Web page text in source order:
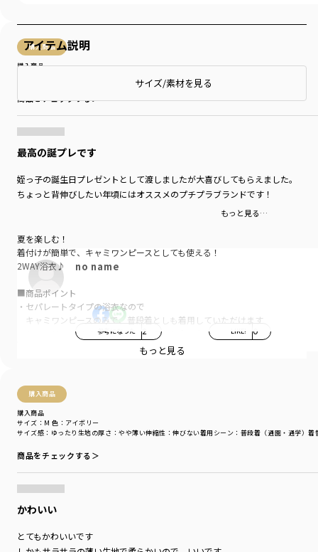
購入商品
購入商品
商品をチェックする＞
最高の誕プレです
姪っ子の誕生日プレゼントとして渡しましたが大喜びしてもらえました。
ちょっと背伸びしたい年頃にはオススメのプチプラブランドです！
もっと見る…
no name
参考になった 2 LIKE! 0
購入商品
購入商品
サイズ感 ：ゆったり 生地の厚さ ：やや薄い伸縮性 ：伸びない着用シーン ：普段着（通園・通学）着
サイズ：M 色：アイボリー
商品をチェックする＞
かわいい
とてもかわいいです
アイテム説明
サイズ/素材を見る
夏を楽しむ！
着付けが簡単で、キャミワンピースとしても使える！
2WAY浴衣♪
■商品ポイント
・セパレートタイプの浴衣なので
キャミワンピースのみで、普段着としも着用していただけます
・シャーリングリボンがポイントカラーになった
・綿100％素材で着心地が良いです（帯除く）
・夕涼み会やお祭りに◎
●あじさい柄
ピンクを基調とした大きなあじさいが目を惹くデザイン
ブランシェスらしく、優しい色合いのボタニカル柄です
和柄のイメージのある浴衣ですが、
洋風な雰囲気も感じる一味違ったデザイン
大きな赤椿の柄が目を惹きつけます
もっと見る